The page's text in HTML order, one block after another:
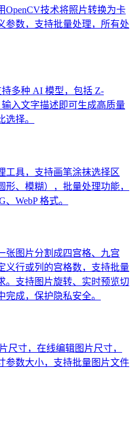
OpenCV技术将照片转换为卡
参数，支持批量处理，所有处
多种 AI 模型，包括 Z-
输入文字描述即可生成高质量
择。
工具，支持画笔涂抹选择区
、模糊），批量处理功能，
WebP 格式。
张图片分割成四宫格、九宫
义行或列的宫格数，支持批量
。支持图片旋转、实时预览切
成，保护隐私安全。
尺寸，在线编辑图片尺寸，
参数大小，支持批量图片文件